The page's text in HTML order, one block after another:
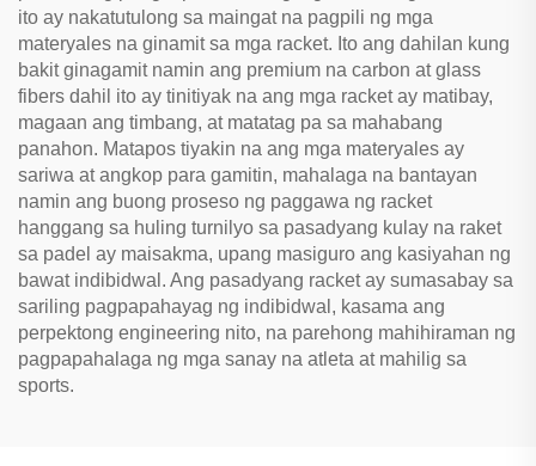
ito ay nakatutulong sa maingat na pagpili ng mga
materyales na ginamit sa mga racket. Ito ang dahilan kung
bakit ginagamit namin ang premium na carbon at glass
fibers dahil ito ay tinitiyak na ang mga racket ay matibay,
magaan ang timbang, at matatag pa sa mahabang
panahon. Matapos tiyakin na ang mga materyales ay
sariwa at angkop para gamitin, mahalaga na bantayan
namin ang buong proseso ng paggawa ng racket
hanggang sa huling turnilyo sa pasadyang kulay na raket
sa padel ay maisakma, upang masiguro ang kasiyahan ng
bawat indibidwal. Ang pasadyang racket ay sumasabay sa
sariling pagpapahayag ng indibidwal, kasama ang
perpektong engineering nito, na parehong mahihiraman ng
pagpapahalaga ng mga sanay na atleta at mahilig sa
sports.